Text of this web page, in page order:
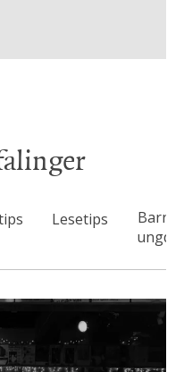
Lesetips
Barn